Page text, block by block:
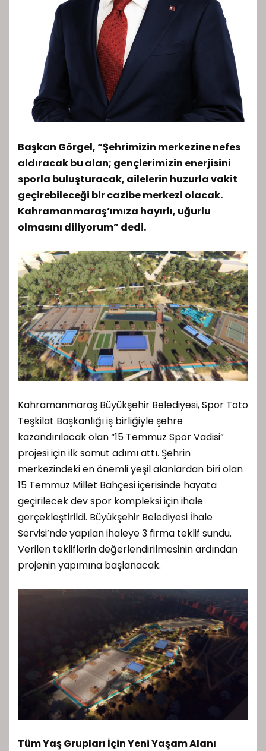
Başkan Görgel, “Şehrimizin merkezine nefes
aldıracak bu alan; gençlerimizin enerjisini
sporla buluşturacak, ailelerin huzurla vakit
geçirebileceği bir cazibe merkezi olacak.
Kahramanmaraş’ımıza hayırlı, uğurlu
olmasını diliyorum” dedi.
Kahramanmaraş Büyükşehir Belediyesi, Spor Toto
Teşkilat Başkanlığı iş birliğiyle şehre
kazandırılacak olan “15 Temmuz Spor Vadisi”
projesi için ilk somut adımı attı. Şehrin
merkezindeki en önemli yeşil alanlardan biri olan
15 Temmuz Millet Bahçesi içerisinde hayata
geçirilecek dev spor kompleksi için ihale
gerçekleştirildi. Büyükşehir Belediyesi İhale
Servisi’nde yapılan ihaleye 3 firma teklif sundu.
Verilen tekliflerin değerlendirilmesinin ardından
projenin yapımına başlanacak.
Tüm Yaş Grupları İçin Yeni Yaşam Alanı